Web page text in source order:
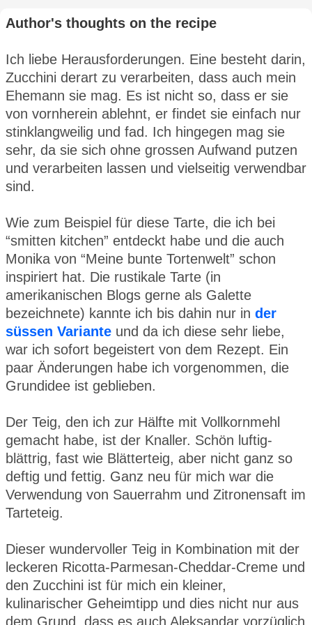
Author's thoughts on the recipe
Ich liebe Herausforderungen. Eine besteht darin,
Zucchini derart zu verarbeiten, dass auch mein
Ehemann sie mag. Es ist nicht so, dass er sie
von vornherein ablehnt, er findet sie einfach nur
stinklangweilig und fad. Ich hingegen mag sie
sehr, da sie sich ohne grossen Aufwand putzen
und verarbeiten lassen und vielseitig verwendbar
sind.
Wie zum Beispiel für diese Tarte, die ich bei
“smitten kitchen” entdeckt habe und die auch
Monika von “Meine bunte Tortenwelt” schon
inspiriert hat. Die rustikale Tarte (in
amerikanischen Blogs gerne als Galette
bezeichnete) kannte ich bis dahin nur in der
süssen Variante und da ich diese sehr liebe,
war ich sofort begeistert von dem Rezept. Ein
paar Änderungen habe ich vorgenommen, die
Grundidee ist geblieben.
Der Teig, den ich zur Hälfte mit Vollkornmehl
gemacht habe, ist der Knaller. Schön luftig-
blättrig, fast wie Blätterteig, aber nicht ganz so
deftig und fettig. Ganz neu für mich war die
Verwendung von Sauerrahm und Zitronensaft im
Tarteteig.
Dieser wundervoller Teig in Kombination mit der
leckeren Ricotta-Parmesan-Cheddar-Creme und
den Zucchini ist für mich ein kleiner,
kulinarischer Geheimtipp und dies nicht nur aus
dem Grund, dass es auch Aleksandar vorzüglich